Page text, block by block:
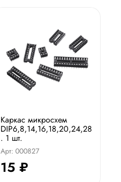
Каркас микросхем
DIP6,8,14,16,18,20,24,28
. 1 шт.
Арт: 000827
15 ₽